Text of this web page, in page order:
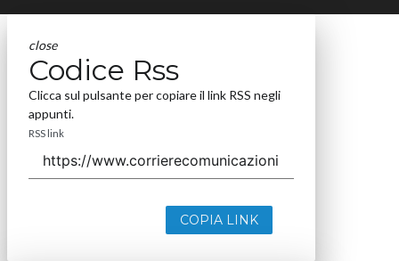
close
Codice Rss
Clicca sul pulsante per copiare il link RSS negli
appunti.
RSS link
COPIA LINK